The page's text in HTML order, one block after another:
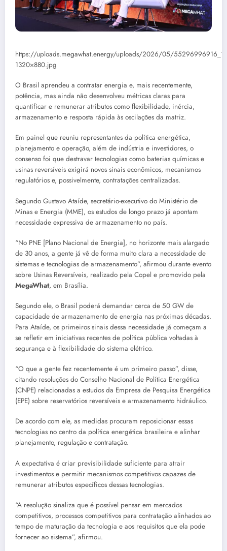
https://uploads.megawhat.energy/uploads/2026/05/
1320×880.jpg
O Brasil aprendeu a contratar energia e, mais recentemente,
potência, mas ainda não desenvolveu métricas claras para
quantificar e remunerar atributos como flexibilidade, inércia,
armazenamento e resposta rápida às oscilações da matriz.
Em painel que reuniu representantes da política energética,
planejamento e operação, além de indústria e investidores, o
consenso foi que destravar tecnologias como baterias químicas e
usinas reversíveis exigirá novos sinais econômicos, mecanismos
regulatórios e, possivelmente, contratações centralizadas.
Segundo Gustavo Ataíde, secretário-executivo do Ministério de
Minas e Energia (MME), os estudos de longo prazo já apontam
necessidade expressiva de armazenamento no país.
“No PNE [Plano Nacional de Energia], no horizonte mais alargado
de 30 anos, a gente já vê de forma muito clara a necessidade de
sistemas e tecnologias de armazenamento”, afirmou durante evento
sobre Usinas Reversíveis, realizado pela Copel e promovido pela
MegaWhat, em Brasília.
Segundo ele, o Brasil poderá demandar cerca de 50 GW de
capacidade de armazenamento de energia nas próximas décadas.
Para Ataíde, os primeiros sinais dessa necessidade já começam a
se refletir em iniciativas recentes de política pública voltadas à
segurança e à flexibilidade do sistema elétrico.
“O que a gente fez recentemente é um primeiro passo”, disse,
citando resoluções do Conselho Nacional de Política Energética
(CNPE) relacionadas a estudos da Empresa de Pesquisa Energética
(EPE) sobre reservatórios reversíveis e armazenamento hidráulico.
De acordo com ele, as medidas procuram reposicionar essas
tecnologias no centro da política energética brasileira e alinhar
planejamento, regulação e contratação.
A expectativa é criar previsibilidade suficiente para atrair
investimentos e permitir mecanismos competitivos capazes de
remunerar atributos específicos dessas tecnologias.
“A resolução sinaliza que é possível pensar em mercados
competitivos, processos competitivos para contratação alinhados ao
tempo de maturação da tecnologia e aos requisitos que ela pode
fornecer ao sistema”, afirmou.